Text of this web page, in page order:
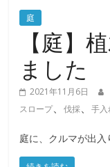
庭
【庭】
ました
2021年11月6日
スロープ、伐採、手入
庭に、クルマが出